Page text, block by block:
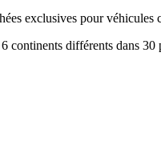
exclusives pour
continents différents dans 30